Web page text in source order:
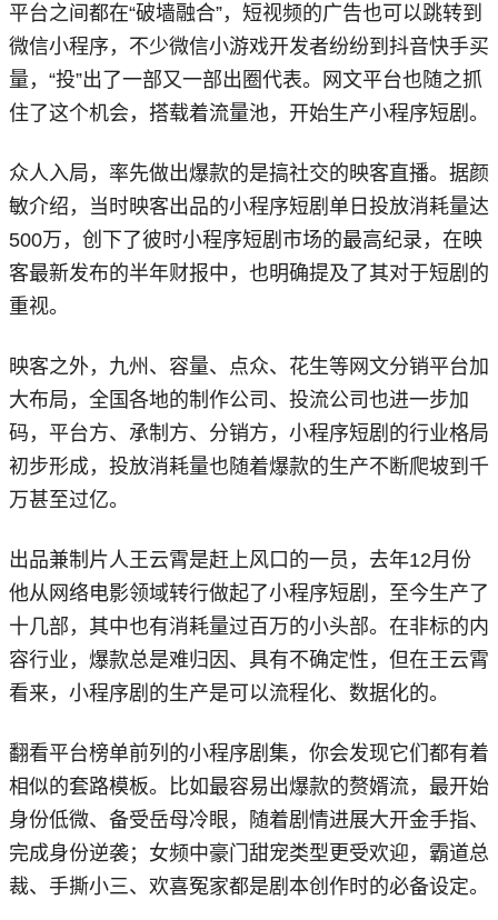
平台之间都在“破墙融合”，短视频的广告也可以跳转到
微信小程序，不少微信小游戏开发者纷纷到抖音快手买
量，“投”出了一部又一部出圈代表。网文平台也随之抓
住了这个机会，搭载着流量池，开始生产小程序短剧。
众人入局，率先做出爆款的是搞社交的映客直播。据颜
敏介绍，当时映客出品的小程序短剧单日投放消耗量达
500万，创下了彼时小程序短剧市场的最高纪录，在映
客最新发布的半年财报中，也明确提及了其对于短剧的
重视。
映客之外，九州、容量、点众、花生等网文分销平台加
大布局，全国各地的制作公司、投流公司也进一步加
码，平台方、承制方、分销方，小程序短剧的行业格局
初步形成，投放消耗量也随着爆款的生产不断爬坡到千
万甚至过亿。
出品兼制片人王云霄是赶上风口的一员，去年12月份
他从网络电影领域转行做起了小程序短剧，至今生产了
十几部，其中也有消耗量过百万的小头部。在非标的内
容行业，爆款总是难归因、具有不确定性，但在王云霄
看来，小程序剧的生产是可以流程化、数据化的。
翻看平台榜单前列的小程序剧集，你会发现它们都有着
相似的套路模板。比如最容易出爆款的赘婿流，最开始
身份低微、备受岳母冷眼，随着剧情进展大开金手指、
完成身份逆袭；女频中豪门甜宠类型更受欢迎，霸道总
裁、手撕小三、欢喜冤家都是剧本创作时的必备设定。